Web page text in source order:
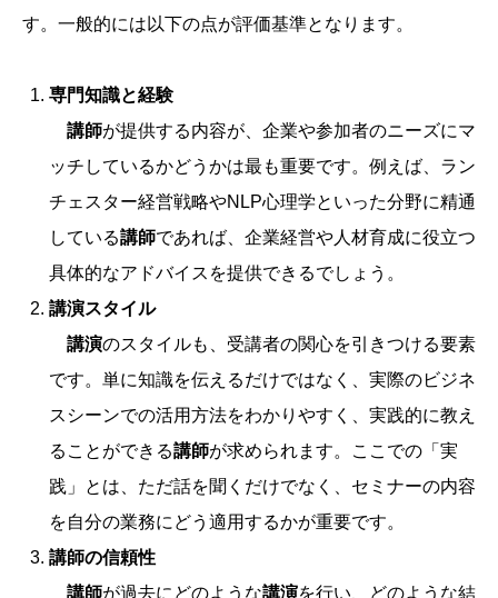
す。一般的には以下の点が評価基準となります。
専門知識と経験
講師が提供する内容が、企業や参加者のニーズにマ
ッチしているかどうかは最も重要です。例えば、ラン
チェスター経営戦略やNLP心理学といった分野に精通
している講師であれば、企業経営や人材育成に役立つ
具体的なアドバイスを提供できるでしょう。
講演スタイル
講演のスタイルも、受講者の関心を引きつける要素
です。単に知識を伝えるだけではなく、実際のビジネ
スシーンでの活用方法をわかりやすく、実践的に教え
ることができる講師が求められます。ここでの「実
践」とは、ただ話を聞くだけでなく、セミナーの内容
を自分の業務にどう適用するかが重要です。
講師の信頼性
講師が過去にどのような講演を行い、どのような結